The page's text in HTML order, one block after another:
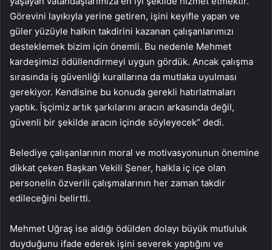
Görevini layıkıyla yerine getiren, işini keyifle yapan ve
güler yüzüyle halkın takdirini kazanan çalışanlarımızı
desteklemek bizim için önemli. Bu nedenle Mehmet
kardeşimizi ödüllendirmeyi uygun gördük. Ancak çalışma
sırasında iş güvenliği kurallarına da mutlaka uyulması
gerekiyor. Kendisine bu konuda gerekli hatırlatmaları
yaptık. İşçimiz artık şarkılarını aracın arkasında değil,
güvenli bir şekilde aracın içinde söyleyecek” dedi.
Belediye çalışanlarının moral ve motivasyonunun önemine
dikkat çeken Başkan Vekili Şener, halkla iç içe olan
personelin özverili çalışmalarının her zaman takdir
edileceğini belirtti.
Mehmet Uğraş ise aldığı ödülden dolayı büyük mutluluk
duyduğunu ifade ederek işini severek yaptığını ve